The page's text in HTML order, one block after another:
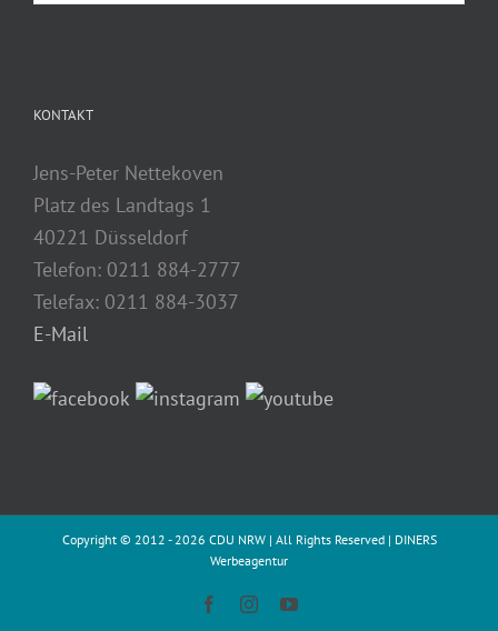
KONTAKT
Jens-Peter Nettekoven
Platz des Landtags 1
40221 Düsseldorf
Telefon: 0211 884-2777
Telefax: 0211 884-3037
E-Mail
Copyright © 2012 -2026 CDU NRW | All Rights Reserved | DINERS
Werbeagentur
FacebookInstagramYouTube